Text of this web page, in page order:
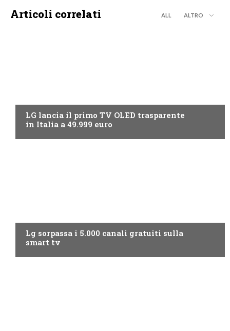
Articoli correlati ALL ALTRO
LG lancia il primo TV OLED trasparente
in Italia a 49.999 euro
Lg sorpassa i 5.000 canali gratuiti sulla
smart tv